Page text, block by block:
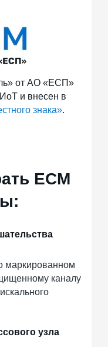
от АО «ЕСП»
и внесен в
знака».
ЕСМ
маркированном
каналу
узла